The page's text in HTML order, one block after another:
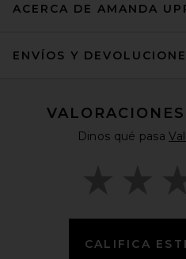
ACERCA DE AMANDA
ENVÍOS Y
Dinos qué pasa
CALIFICA